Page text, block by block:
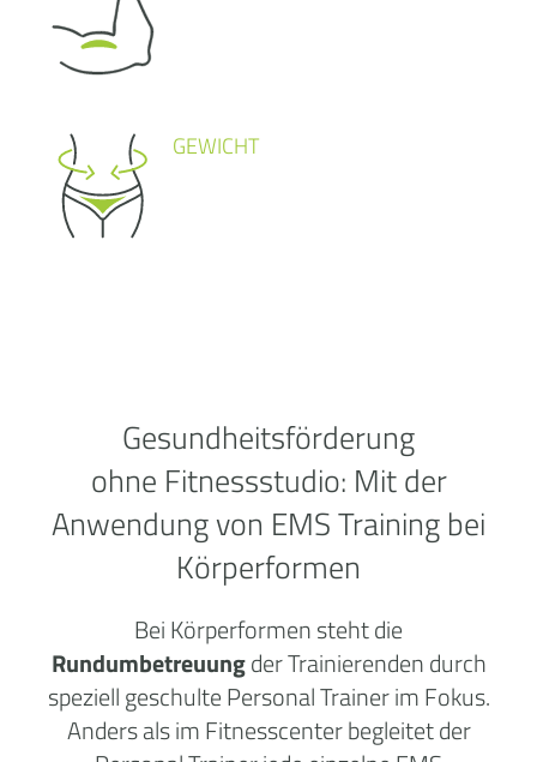
GEWICHT
Gesundheitsförderung
ohne Fitnessstudio: Mit der
Anwendung von EMS Training bei
Körperformen
Bei Körperformen steht die
Rundumbetreuungder Trainierenden durch
speziell geschulte Personal Trainer im Fokus.
Anders als im Fitnesscenter begleitet der